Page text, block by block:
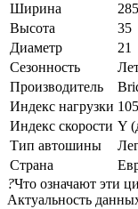
Ширина
285
Высота
35
Диаметр
21
Сезонность
Производитель
Индекс нагрузки
Индекс скорости Y
Тип автошины
Страна
?Что означают эти
Актуальность